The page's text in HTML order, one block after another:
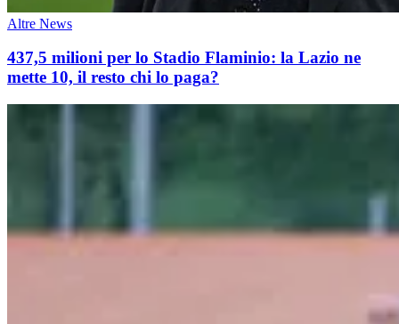
Altre News
437,5 milioni per lo Stadio Flaminio: la Lazio ne
mette 10, il resto chi lo paga?